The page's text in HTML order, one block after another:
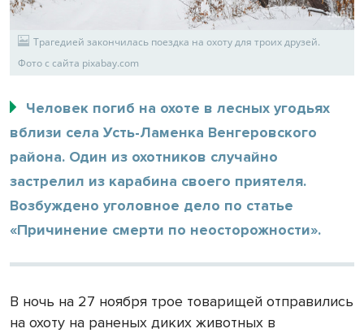
Трагедией закончилась поездка на охоту для троих друзей.
Фото с сайта pixabay.com
Человек погиб на охоте в лесных угодьях
вблизи села Усть-Ламенка Венгеровского
района. Один из охотников случайно
застрелил из карабина своего приятеля.
Возбуждено уголовное дело по статье
«Причинение смерти по неосторожности».
В ночь на 27 ноября трое товарищей отправились
на охоту на раненых диких животных в